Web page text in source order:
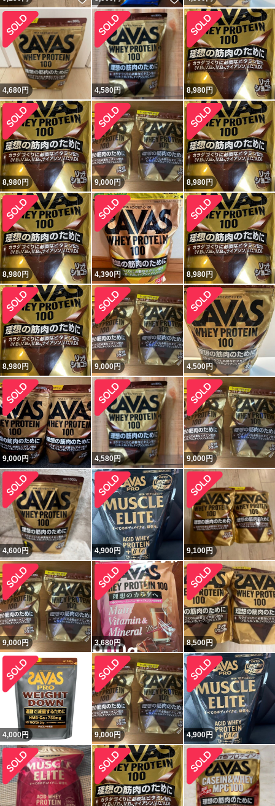
4,680円 4,580円 8,980円
8,980円 9,000円 8,980円
8,980円 4,390円 8,980円
8,980円 9,000円 4,500円
9,000円 4,580円 9,000円
4,600円 4,900円 9,100円
9,000円 3,680円 8,500円
4,000円 9,000円 4,900円